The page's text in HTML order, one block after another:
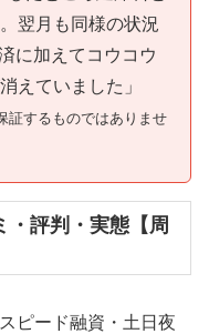
翌月も同様の状況
に加えてコウコウ
えていました」
証するものではありませ
・評判・実態【周
ピード融資・土日夜